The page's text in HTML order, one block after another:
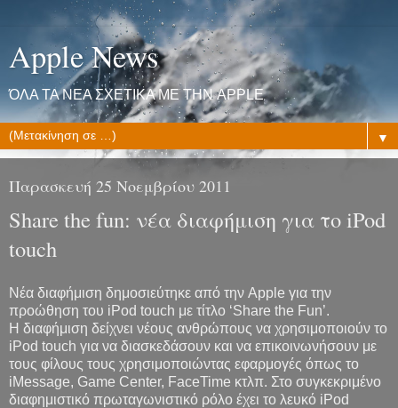
Apple News
ΌΛΑ ΤΑ ΝΕΑ ΣΧΕΤΙΚΑ ΜΕ ΤΗΝ APPLE
▼
Παρασκευή 25 Νοεμβρίου 2011
Share the fun: νέα διαφήμιση για το iPod
touch
Νέα διαφήμιση δημοσιεύτηκε από την Apple για την
προώθηση του iPod touch με τίτλο ‘Share the Fun’.
Η διαφήμιση δείχνει νέους ανθρώπους να χρησιμοποιούν το
iPod touch για να διασκεδάσουν και να επικοινωνήσουν με
τους φίλους τους χρησιμοποιώντας εφαρμογές όπως το
iMessage, Game Center, FaceTime κτλπ. Στο συγκεκριμένο
διαφημιστικό πρωταγωνιστικό ρόλο έχει το λευκό iPod